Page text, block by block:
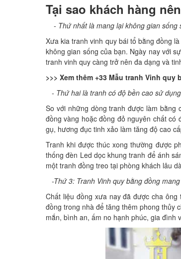
Tại sao khách hàng
- Thứ nhất là mang lại không gian sống
Xưa kia tranh vinh quy bái tổ bằng đồng
không gian sống của bạn. Ngày nay với
tranh vinh quy càng trở nên đa dạng và
>>> Xem thêm +33 Mẫu tranh Vinh quy
- Thứ hai là tranh có độ bền cao sử
So với những dòng tranh được làm bằng
đồng vàng hoặc đồng đỏ nguyên chất
gụ, hương đục tinh xảo làm tăng độ cao
Tranh khi được thúc xong thường được
thống đèn Led dọc khung tranh để ánh
một tranh đồng treo tại phòng khách lâu
-Thứ 3: Tranh Vinh quy bằng đồng
Chất liệu đồng xưa nay đã được cha
đồng trong nhà để tăng thêm phong thủy
mắn, bình an, ấm no hạnh phúc, gia đình